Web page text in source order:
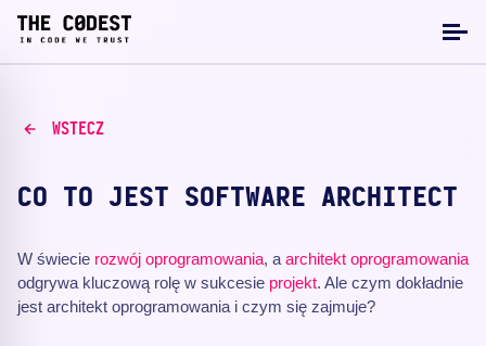
WSTECZ
CO TO JEST SOFTWARE ARCHITECT
W świecie rozwój oprogramowania, a architekt oprogramowania
odgrywa kluczową rolę w sukcesie projekt. Ale czym dokładnie
jest architekt oprogramowania i czym się zajmuje?